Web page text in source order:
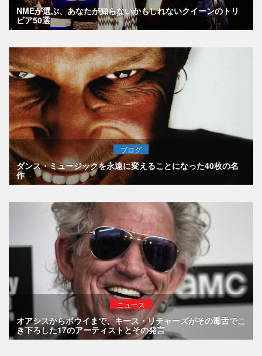
NMEが選ぶ、あなたが知らないかもしれないクイーンのトリ
ビア50選
ブログ
ダンス・ミュージックを永遠に変えることになった40枚の名
作
ニュース
オアシスからボウイまで、キース・リチャーズがその毒舌でこ
き下ろした17のアーティストとその発言